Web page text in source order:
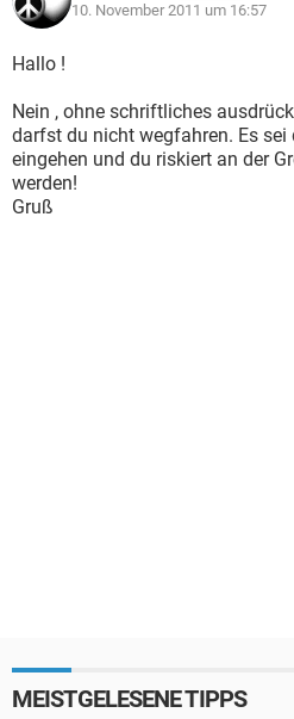
10. November 2011 um 16:57
Hallo !
Nein , ohne schriftliches
darfst du nicht wegfahren. Es
eingehen und du riskiert an der
werden!
Gruß
MEISTGELESENE TIPPS